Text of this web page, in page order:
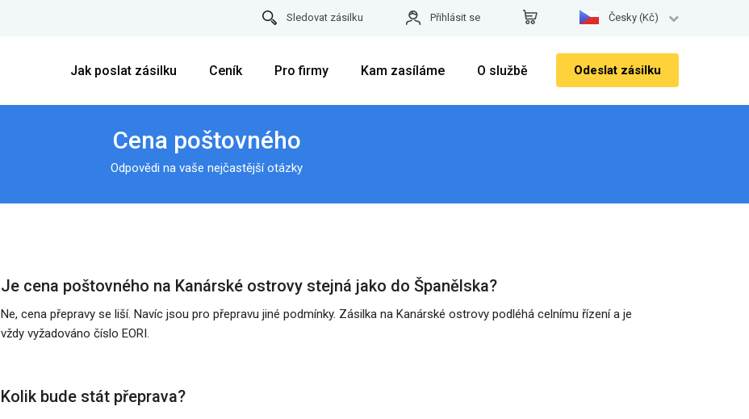
Česky (Kč)
Přihlásit se
Sledovat zásilku
Odeslat zásilku
Jak poslat zásilku Ceník Pro firmy Kam zasíláme O službě
Cena poštovného
Odpovědi na vaše nejčastější otázky
Je cena poštovného na Kanárské ostrovy stejná jako do Španělska?
Ne, cena přepravy se liší. Navíc jsou pro přepravu jiné podmínky. Zásilka na Kanárské ostrovy podléhá celnímu řízení a je
vždy vyžadováno číslo EORI.
Kolik bude stát přeprava?